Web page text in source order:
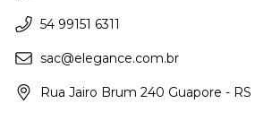
54 99151 6311
sac@elegance.com.br
Rua Jairo Brum 240 Guapore - RS